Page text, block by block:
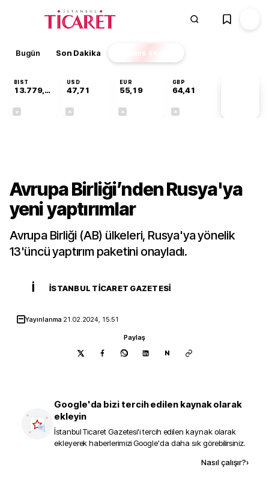
Bugün Son Dakika Finans EKSTRA
BIST
13.779,39
USD
47,71
EUR
55,19
GBP
64,41
Avrupa Birliği’nden Rusya'ya
yeni yaptırımlar
Avrupa Birliği (AB) ülkeleri, Rusya'ya yönelik
13'üncü yaptırım paketini onayladı.
İ İSTANBUL TICARET GAZETESI
Yayınlanma 21.02.2024, 15:51
Paylaş
N
Google'da bizi tercih edilen kaynak olarak
ekleyin
İstanbul Ticaret Gazetesi'i tercih edilen kaynak olarak
ekleyerek haberlerimizi Google'da daha sık görebilirsiniz.
Nasıl çalışır?›